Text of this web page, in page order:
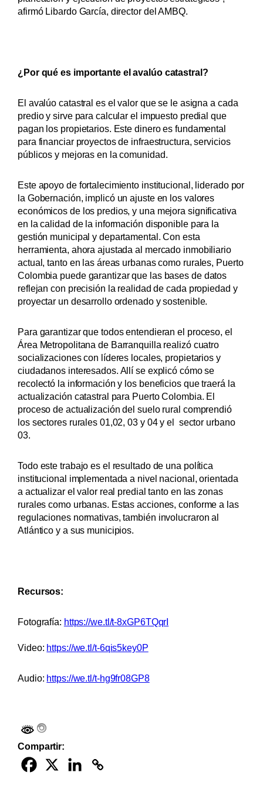
afirmó Libardo García, director del AMBQ.
¿Por qué es importante el avalúo catastral?
El avalúo catastral es el valor que se le asigna a cada
predio y sirve para calcular el impuesto predial que
pagan los propietarios. Este dinero es fundamental
para financiar proyectos de infraestructura, servicios
públicos y mejoras en la comunidad.
Este apoyo de fortalecimiento institucional, liderado por
la Gobernación, implicó un ajuste en los valores
económicos de los predios, y una mejora significativa
en la calidad de la información disponible para la
gestión municipal y departamental. Con esta
herramienta, ahora ajustada al mercado inmobiliario
actual, tanto en las áreas urbanas como rurales, Puerto
Colombia puede garantizar que las bases de datos
reflejan con precisión la realidad de cada propiedad y
proyectar un desarrollo ordenado y sostenible.
Para garantizar que todos entendieran el proceso, el
Área Metropolitana de Barranquilla realizó cuatro
socializaciones con líderes locales, propietarios y
ciudadanos interesados. Allí se explicó cómo se
recolectó la información y los beneficios que traerá la
actualización catastral para Puerto Colombia. El
proceso de actualización del suelo rural comprendió
los sectores rurales 01,02, 03 y 04 y el sector urbano
03.
Todo este trabajo es el resultado de una política
institucional implementada a nivel nacional, orientada
a actualizar el valor real predial tanto en las zonas
rurales como urbanas. Estas acciones, conforme a las
regulaciones normativas, también involucraron al
Atlántico y a sus municipios.
Recursos:
Fotografía: https://we.tl/t-8xGP6TQqrI
Video: https://we.tl/t-6qis5key0P
Audio: https://we.tl/t-hg9fr08GP8
Compartir: